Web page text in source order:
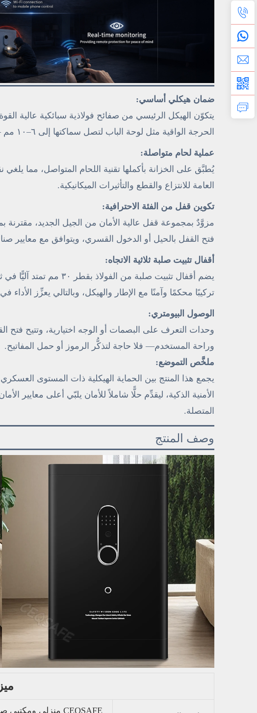
ضمان هيكلي أساسي:
الحرجة الواقية مثل لوحة الباب لتصل سماكتها إلى ٦–١٠ مم — ما يفوق بشكلٍ كبير المواصفات القياسية للأمان.
عملية لحام متواصلة:
يُطبَّق على الخزانة بأكملها تقنية اللحام المتواصل، مما
العامة للانتزاع والقطع والتأثيرات الميكانيكية.
تكوين قفل من الفئة الاحترافية:
فتح القفل بالحيل أو الدخول القسري، ويتوافق مع معايير
أقفال تثبيت صلبة ثلاثية الاتجاه:
يضم أقفال تثبيت صلبة
تركيبًا محكمًا وآمنًا مع الإطار والهيكل، وبالتالي يعزِّز الأداء
الوصول البيومتري:
وحدات التعرف على البصمات أو الوجه اختيارية، وتتيح فتح
وراحة المستخدم— فلا حاجة لتذكُّر الرموز أو حمل المفاتيح.
ملخَّص التموضع:
يجمع هذا المنتج بين الحماية الهيكلية ذات المستوى
الأمنية الذكية، ليقدِّم حلًّا شاملاً للأمان يلبّي أعلى معايير
المتصلة.
وصف المنتج